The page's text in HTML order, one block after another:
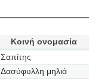
Κοινή ονομασία
Σαπίτης
Δασύφυλλη μηλιά